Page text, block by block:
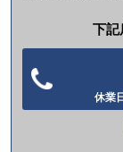
下記
休業